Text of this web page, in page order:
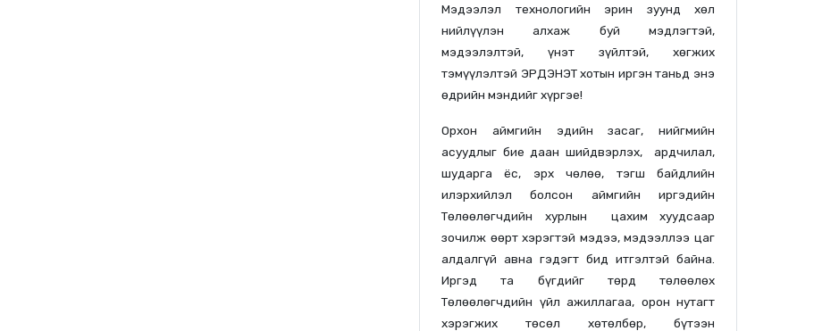
Мэдээлэл технологийн эрин зуунд хөл
нийлүүлэн алхаж буй мэдлэгтэй,
мэдээлэлтэй, үнэт зүйлтэй, хөгжих
тэмүүлэлтэй ЭРДЭНЭТ хотын иргэн таньд энэ
өдрийн мэндийг хүргэе!
Орхон аймгийн эдийн засаг, нийгмийн
асуудлыг бие даан шийдвэрлэх, ардчилал,
шударга ёс, эрх чөлөө, тэгш байдлийн
илэрхийлэл болсон аймгийн иргэдийн
Төлөөлөгчдийн хурлын цахим хуудсаар
зочилж өөрт хэрэгтэй мэдээ, мэдээллээ цаг
алдалгүй авна гэдэгт бид итгэлтэй байна.
Иргэд та бүгдийг төрд төлөөлөх
Төлөөлөгчдийн үйл ажиллагаа, орон нутагт
хэрэгжих төсөл хөтөлбөр, бүтээн